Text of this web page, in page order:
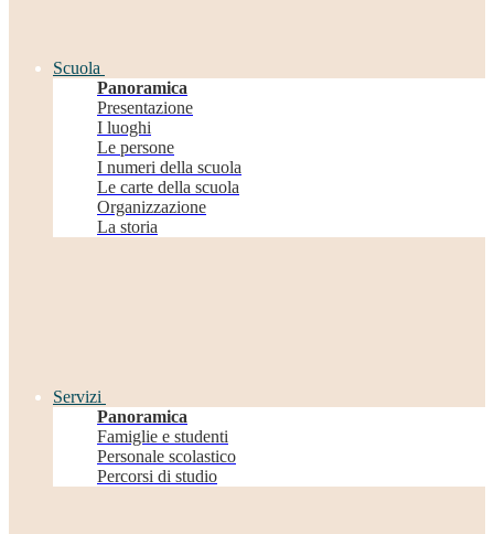
Scuola
Panoramica
Presentazione
I luoghi
Le persone
I numeri della scuola
Le carte della scuola
Organizzazione
La storia
Servizi
Panoramica
Famiglie e studenti
Personale scolastico
Percorsi di studio